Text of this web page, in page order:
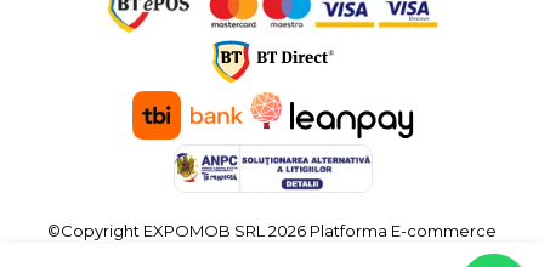
©Copyright EXPOMOB SRL 2026 Platforma E-commerce